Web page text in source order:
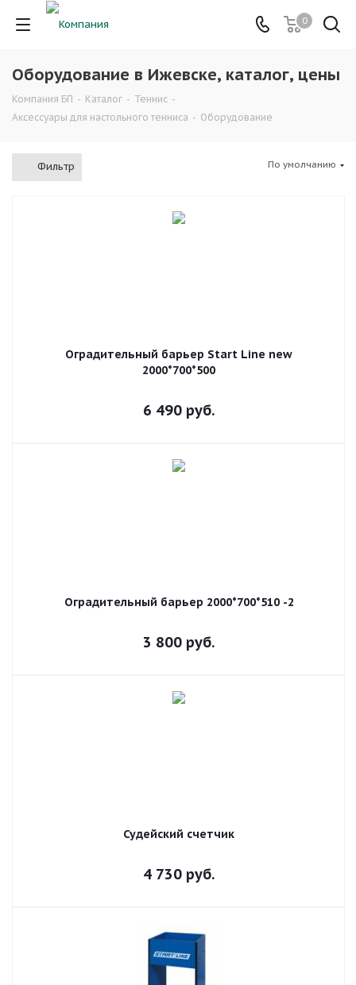
0
Оборудование в Ижевске, каталог, цены
Компания БП - Каталог - Теннис -
Аксессуары для настольного тенниса - Оборудование
Фильтр По умолчанию
Оградительный барьер Start Line new
2000*700*500
6 490 руб.
Оградительный барьер 2000*700*510 -2
3 800 руб.
Судейский счетчик
4 730 руб.